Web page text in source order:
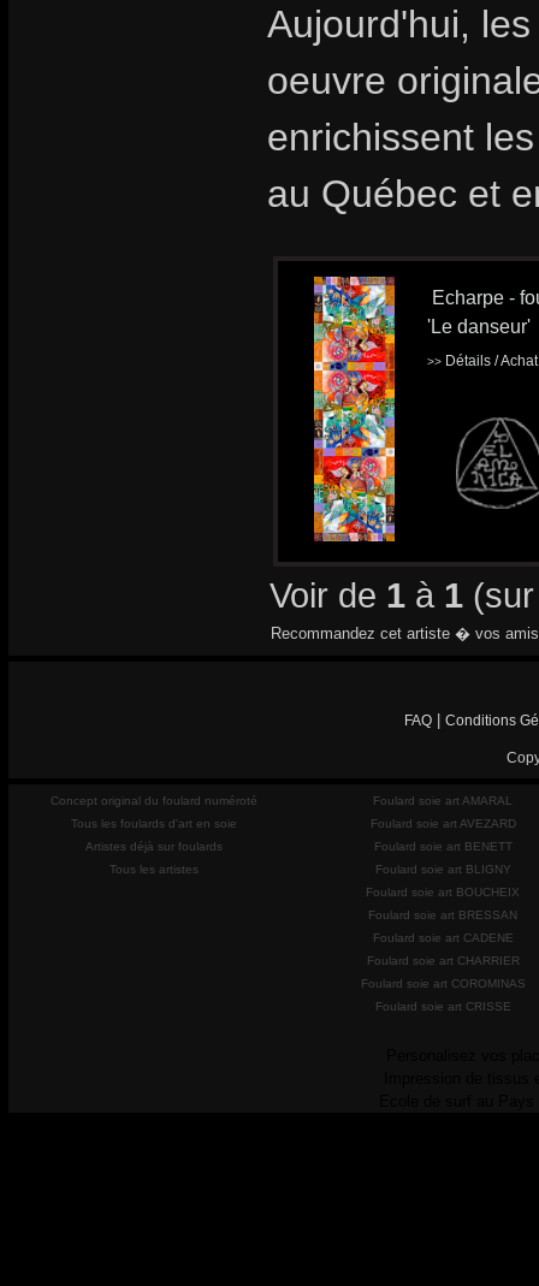
Aujourd'hui,
oeuvre
enrichissent
au Québec et
Echarpe -
'Le danseur'
>> Détails /
Voir de 1 à 1
Recommandez cet artiste � vos
FAQ Conditions
Concept original du foulard numéroté
Tous les foulards d'art en soie
Artistes déjà sur foulards
Tous les artistes
Foulard soie art AMARAL
Foulard soie art AVEZARD
Foulard soie art BENETT
Foulard soie art BLIGNY
Foulard soie art BOUCHEIX
Foulard soie art BRESSAN
Foulard soie art CADENE
Foulard soie art CHARRIER
Foulard soie art COROMINAS
Foulard soie art CRISSE